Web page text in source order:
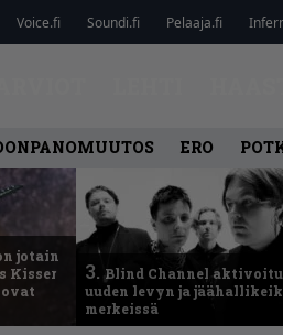
Voice.fi Soundi.fi Pelaaja.fi
ERO
jotain
Kisser
3.Blind Channel
uuden levyn ja
merkeissä